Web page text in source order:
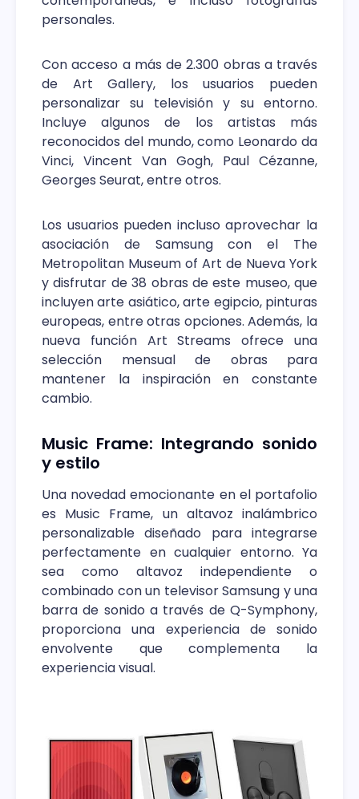
personales.
Con acceso a más de 2.300 obras a través
de Art Gallery, los usuarios pueden
personalizar su televisión y su entorno.
Incluye algunos de los artistas más
reconocidos del mundo, como Leonardo da
Vinci, Vincent Van Gogh, Paul Cézanne,
Georges Seurat, entre otros.
Los usuarios pueden incluso aprovechar la
asociación de Samsung con el The
Metropolitan Museum of Art de Nueva York
y disfrutar de 38 obras de este museo, que
incluyen arte asiático, arte egipcio, pinturas
europeas, entre otras opciones. Además, la
nueva función Art Streams ofrece una
selección mensual de obras para
mantener la inspiración en constante
cambio.
Music Frame: Integrando sonido
y estilo
Una novedad emocionante en el portafolio
es Music Frame, un altavoz inalámbrico
personalizable diseñado para integrarse
perfectamente en cualquier entorno. Ya
sea como altavoz independiente o
combinado con un televisor Samsung y una
barra de sonido a través de Q-Symphony,
proporciona una experiencia de sonido
envolvente que complementa la
experiencia visual.